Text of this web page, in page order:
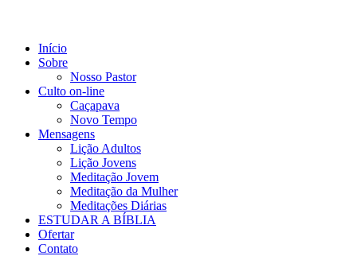
Início
Sobre
Nosso Pastor
Culto on-line
Caçapava
Novo Tempo
Mensagens
Lição Adultos
Lição Jovens
Meditação Jovem
Meditação da Mulher
Meditações Diárias
ESTUDAR A BÍBLIA
Ofertar
Contato